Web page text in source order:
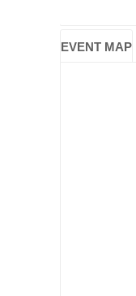
EVENT MAP